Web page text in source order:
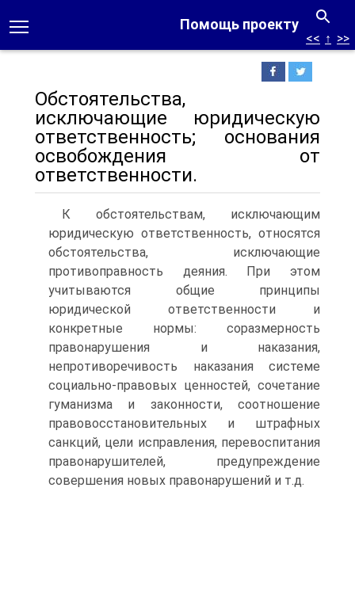
Помощь проекту
<< ↑ >>
Обстоятельства,
исключающие юридическую
ответственность; основания
освобождения от
ответственности.
К обстоятельствам, исключающим
юридическую ответственность, относятся
обстоятельства, исключающие
противоправность деяния. При этом
учитываются общие принципы
юридической ответственности и
конкретные нормы: соразмерность
правонарушения и наказания,
непротиворечивость наказания системе
социально-правовых ценностей, сочетание
гуманизма и законности, соотношение
правовосстановительных и штрафных
санкций, цели исправления, перевоспитания
правонарушителей, предупреждение
совершения новых правонарушений и т.д.